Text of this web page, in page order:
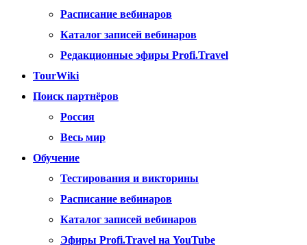
Расписание вебинаров
Каталог записей вебинаров
Редакционные эфиры Profi.Travel
TourWiki
Поиск партнёров
Россия
Весь мир
Обучение
Тестирования и викторины
Расписание вебинаров
Каталог записей вебинаров
Эфиры Profi.Travel на YouTube